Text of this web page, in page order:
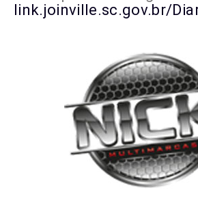
link.joinville.sc.gov.br/